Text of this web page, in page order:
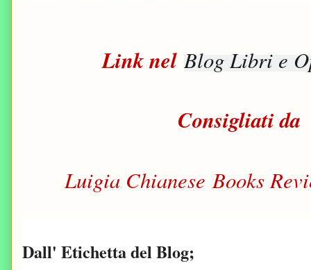
Link nelBlog Libri e
Consigliati da
Luigia Chianese Books
Dall' Etichetta del Blog;